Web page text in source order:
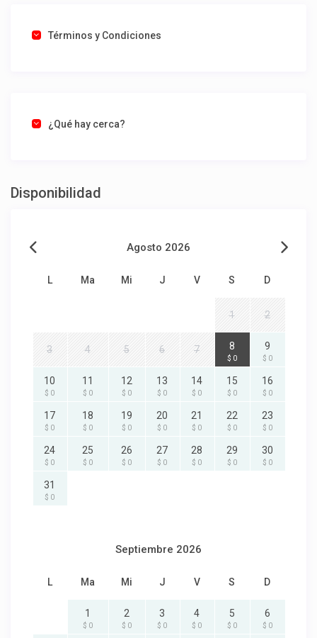
Términos y Condiciones
¿Qué hay cerca?
Disponibilidad
Agosto 2026
L Ma Mi J V S D
1 2
3 4 5 6 7 8
$ 0
9
$ 0
10
$ 0
11
$ 0
12
$ 0
13
$ 0
14
$ 0
15
$ 0
16
$ 0
17
$ 0
18
$ 0
19
$ 0
20
$ 0
21
$ 0
22
$ 0
23
$ 0
24
$ 0
25
$ 0
26
$ 0
27
$ 0
28
$ 0
29
$ 0
30
$ 0
31
$ 0
Septiembre 2026
L Ma Mi J V S D
1
$ 0
2
$ 0
3
$ 0
4
$ 0
5
$ 0
6
$ 0